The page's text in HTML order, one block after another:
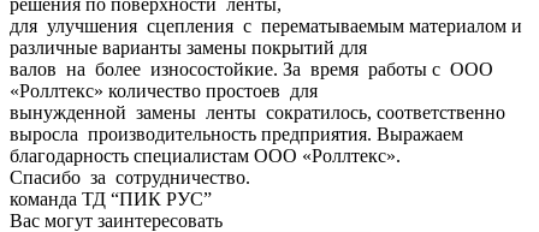
для улучшения сцепления с перематываемым материалом и
различные варианты замены покрытий для
валов на более износостойкие. За время работы с ООО
«Роллтекс» количество простоев для
вынужденной замены ленты сократилось, соответственно
выросла производительность предприятия. Выражаем
благодарность специалистам ООО «Роллтекс».
Спасибо за сотрудничество.
команда ТД “ПИК РУС”
Вас могут заинтересовать